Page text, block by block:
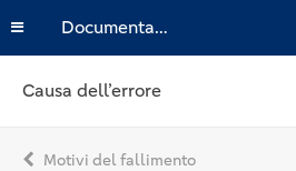
Documentazione
Causa dell’errore
Motivi del fallimento